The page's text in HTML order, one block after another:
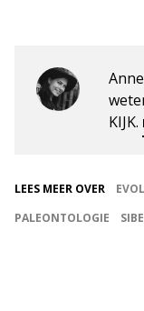
KIJK.
LEES MEER OVER
PALEONTOLOGIE